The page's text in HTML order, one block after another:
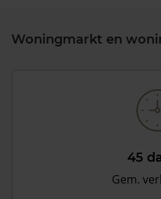
Woningmarkt en
45
Gem.